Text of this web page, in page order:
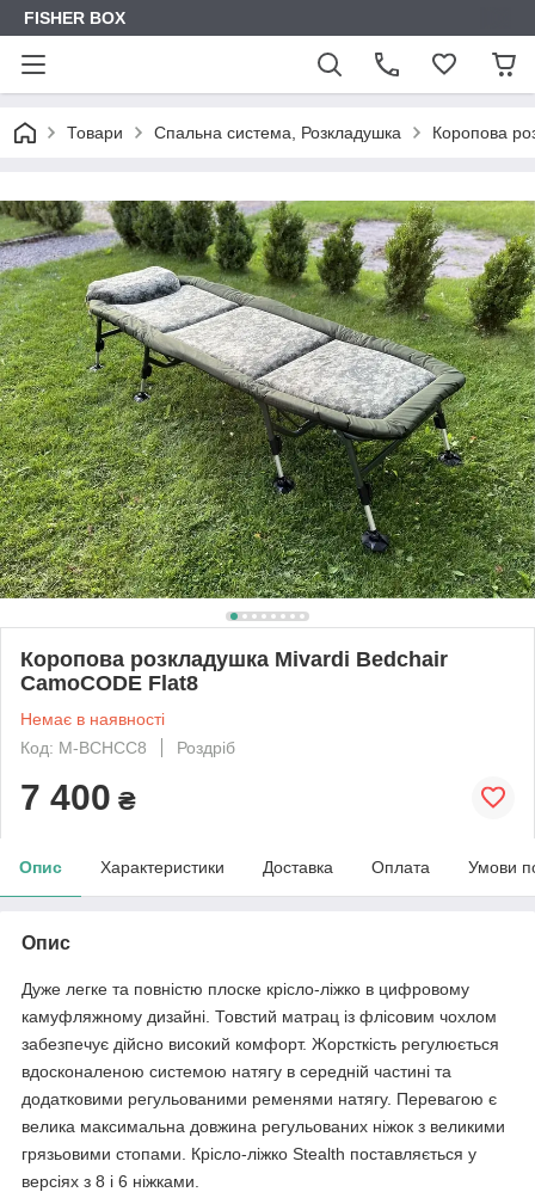
FISHER BOX
Товари Спальна система, Розкладушка Коропова
Коропова розкладушка Mivardi Bedchair
CamoCODE Flat8
Немає в наявності
Код: M-BCHCC8
Роздріб
7 400 ₴
Опис Характеристики Доставка Оплата Умови
Опис
Дуже легке та повністю плоске крісло-ліжко в цифровому
камуфляжному дизайні. Товстий матрац із флісовим чохлом
забезпечує дійсно високий комфорт. Жорсткість регулюється
вдосконаленою системою натягу в середній частині та
додатковими регульованими ременями натягу. Перевагою є
велика максимальна довжина регульованих ніжок з великими
грязьовими стопами. Крісло-ліжко Stealth поставляється у
версіях з 8 і 6 ніжками.